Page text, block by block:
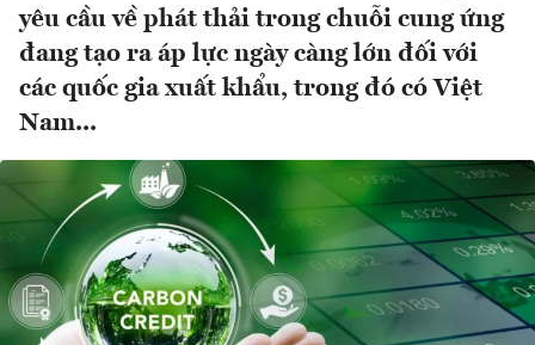
yêu cầu về phát thải trong chuỗi cung ứng
đang tạo ra áp lực ngày càng lớn đối với
các quốc gia xuất khẩu, trong đó có Việt
Nam...